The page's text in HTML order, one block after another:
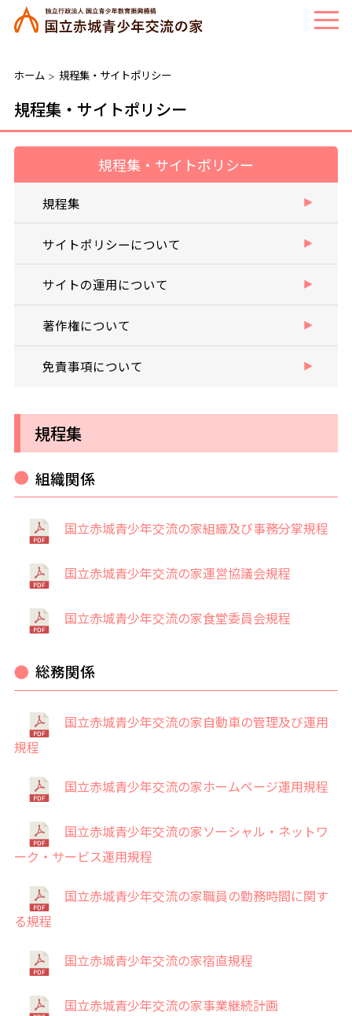
ホーム ＞ 規程集・サイトポリシー
規程集・サイトポリシー
規程集・サイトポリシー
規程集
サイトポリシーについて
サイトの運用について
著作権について
免責事項について
規程集
組織関係
国立赤城青少年交流の家組織及び事務分掌規程
国立赤城青少年交流の家運営協議会規程
国立赤城青少年交流の家食堂委員会規程
総務関係
国立赤城青少年交流の家自動車の管理及び運用
規程
国立赤城青少年交流の家ホームページ運用規程
国立赤城青少年交流の家ソーシャル・ネットワ
ーク・サービス運用規程
国立赤城青少年交流の家職員の勤務時間に関す
る規程
国立赤城青少年交流の家宿直規程
国立赤城青少年交流の家事業継続計画